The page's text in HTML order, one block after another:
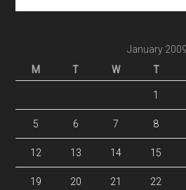
本
January 2009
M
T W T
1
5 6 7 8
12 13 14 15
19 20 21 22